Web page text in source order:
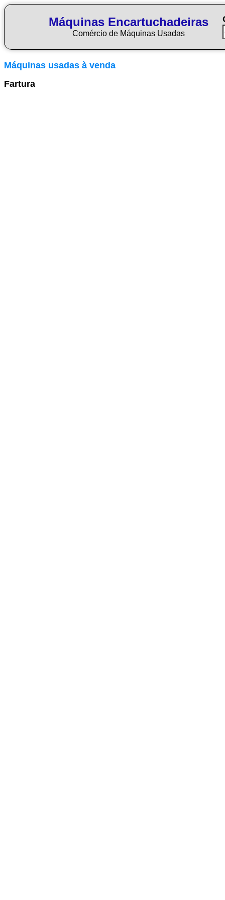
Máquinas Encartuchadeiras
Comércio de Máquinas Usadas
Máquinas usadas à venda
Fartura